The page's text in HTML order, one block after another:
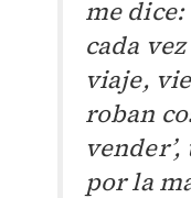
me
cada
viaje,
roban
por la